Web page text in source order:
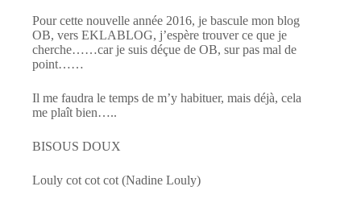
Pour cette nouvelle année 2016, je bascule mon blog
OB, vers EKLABLOG, j’espère trouver ce que je
cherche……car je suis déçue de OB, sur pas mal de
point……
Il me faudra le temps de m’y habituer, mais déjà, cela
me plaît bien…..
BISOUS DOUX
Louly cot cot cot (Nadine Louly)